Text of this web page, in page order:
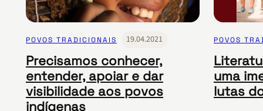
POVOS TRADICIONAIS 19.04.2021
Precisamos conhecer,
entender, apoiar e dar
visibilidade aos povos
indígenas
POVOS
uma
lutas